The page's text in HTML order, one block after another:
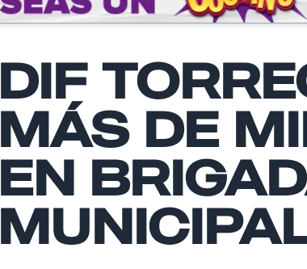
DIF
MÁS DE
EN
Nombre
Email
Tu comentario